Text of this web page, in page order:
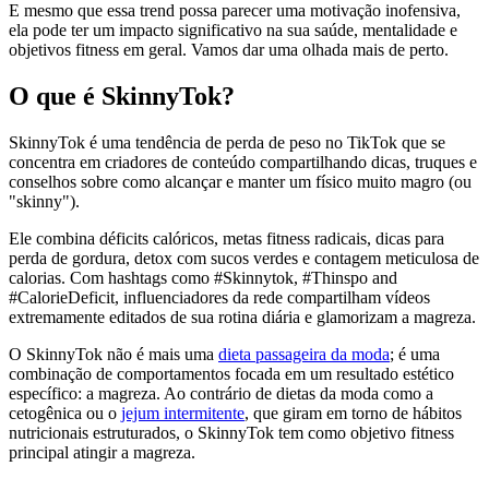
E mesmo que essa trend possa parecer uma motivação inofensiva,
ela pode ter um impacto significativo na sua saúde, mentalidade e
objetivos fitness em geral. Vamos dar uma olhada mais de perto.
O que é SkinnyTok?
SkinnyTok é uma tendência de perda de peso no TikTok que se
concentra em criadores de conteúdo compartilhando dicas, truques e
conselhos sobre como alcançar e manter um físico muito magro (ou
"skinny").
Ele combina déficits calóricos, metas fitness radicais, dicas para
perda de gordura, detox com sucos verdes e contagem meticulosa de
calorias. Com hashtags como #Skinnytok, #Thinspo and
#CalorieDeficit, influenciadores da rede compartilham vídeos
extremamente editados de sua rotina diária e glamorizam a magreza.
O SkinnyTok não é mais uma dieta passageira da moda; é uma
combinação de comportamentos focada em um resultado estético
específico: a magreza. Ao contrário de dietas da moda como a
cetogênica ou o jejum intermitente, que giram em torno de hábitos
nutricionais estruturados, o SkinnyTok tem como objetivo fitness
principal atingir a magreza.